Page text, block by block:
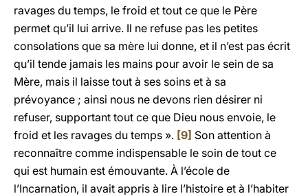
ravages du temps, le froid et tout ce que le Père
permet qu’il lui arrive. Il ne refuse pas les petites
consolations que sa mère lui donne, et il n’est pas écrit
qu’il tende jamais les mains pour avoir le sein de sa
Mère, mais il laisse tout à ses soins et à sa
prévoyance ; ainsi nous ne devons rien désirer ni
refuser, supportant tout ce que Dieu nous envoie, le
froid et les ravages du temps ». [9] Son attention à
reconnaître comme indispensable le soin de tout ce
qui est humain est émouvante. À l’école de
l’Incarnation, il avait appris à lire l’histoire et à l’habiter